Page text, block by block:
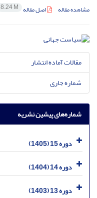
مشاهده مقاله اصل مقاله 8.24 M
مقالات آماده انتشار
شماره جاری
شماره‌های پیشین نشریه
دوره 15 (1405)
دوره 14 (1404)
دوره 13 (1403)